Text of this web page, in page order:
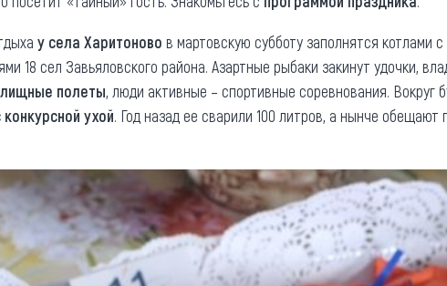
у села Харитоново в мартовскую субботу заполнятся котлами
сел Завьяловского района. Азартные рыбаки закинут удочки,
полеты, люди активные – спортивные соревнования. Вокруг
ухой. Год назад ее сварили 100 литров, а нынче обещают